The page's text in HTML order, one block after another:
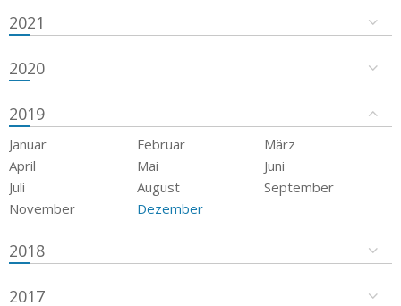
2021
2020
2019
Januar Februar
März
April
Mai
Juni
Juli
August
September
November
Dezember
2018
2017